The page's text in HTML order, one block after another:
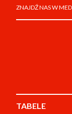
ZNAJDŹ NAS W
TABELE